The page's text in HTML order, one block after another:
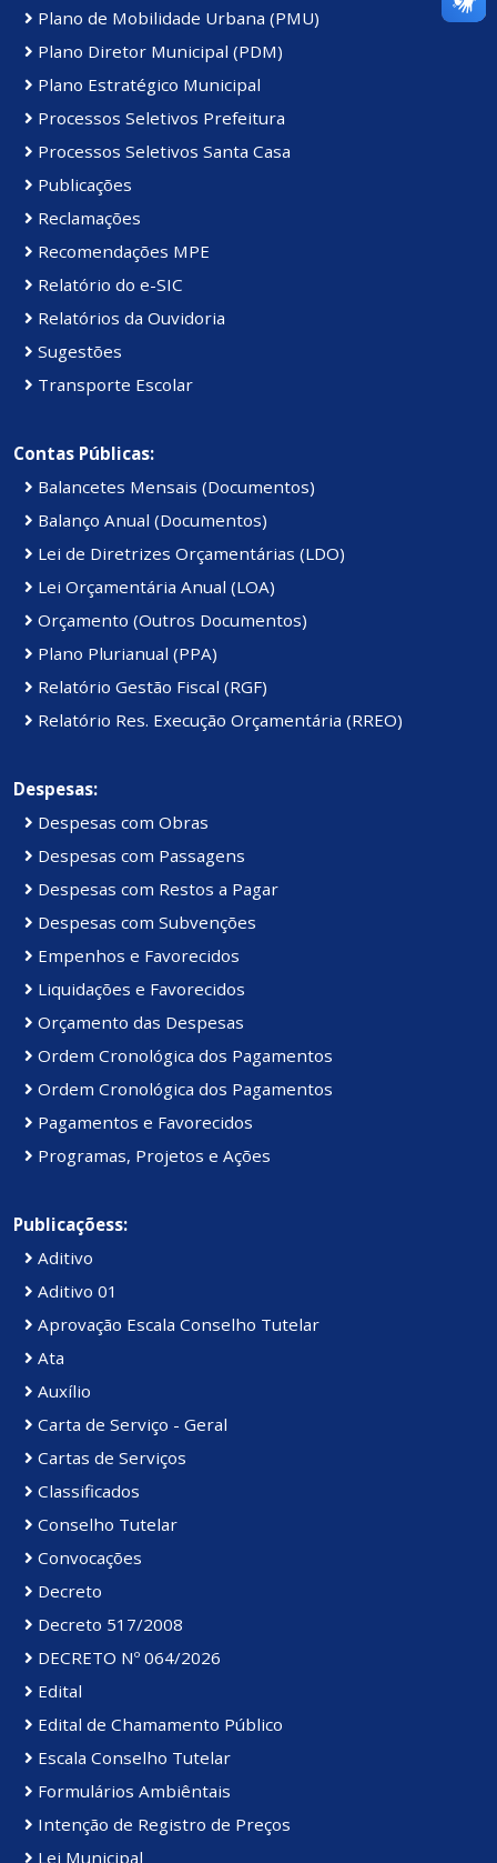
Plano de Mobilidade Urbana (PMU)
Plano Diretor Municipal (PDM)
Plano Estratégico Municipal
Processos Seletivos Prefeitura
Processos Seletivos Santa Casa
Publicações
Reclamações
Recomendações MPE
Relatório do e-SIC
Relatórios da Ouvidoria
Sugestões
Transporte Escolar
Contas Públicas:
Balancetes Mensais (Documentos)
Balanço Anual (Documentos)
Lei de Diretrizes Orçamentárias (LDO)
Lei Orçamentária Anual (LOA)
Orçamento (Outros Documentos)
Plano Plurianual (PPA)
Relatório Gestão Fiscal (RGF)
Relatório Res. Execução Orçamentária (RREO)
Despesas:
Despesas com Obras
Despesas com Passagens
Despesas com Restos a Pagar
Despesas com Subvenções
Empenhos e Favorecidos
Liquidações e Favorecidos
Orçamento das Despesas
Ordem Cronológica dos Pagamentos
Ordem Cronológica dos Pagamentos
Pagamentos e Favorecidos
Programas, Projetos e Ações
Publicaçõess:
Aditivo
Aditivo 01
Aprovação Escala Conselho Tutelar
Ata
Auxílio
Carta de Serviço - Geral
Cartas de Serviços
Classificados
Conselho Tutelar
Convocações
Decreto
Decreto 517/2008
DECRETO Nº 064/2026
Edital
Edital de Chamamento Público
Escala Conselho Tutelar
Formulários Ambiêntais
Intenção de Registro de Preços
Lei Municipal